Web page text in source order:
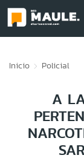
Inicio Policial
A